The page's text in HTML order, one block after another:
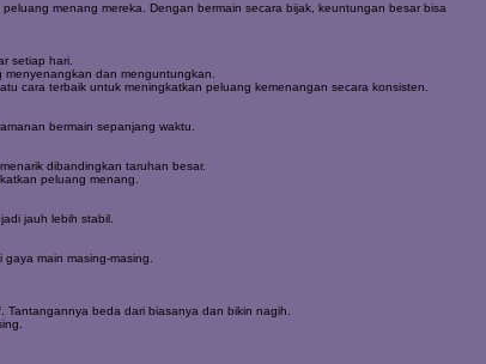
menang mereka. Dengan bermain secara bijak, keuntungan besar bisa
setiap hari.
dan menguntungkan.
cara terbaik untuk meningkatkan peluang kemenangan secara konsisten.
bermain sepanjang waktu.
dibandingkan taruhan besar.
peluang menang.
jauh lebih stabil.
main masing-masing.
Tantangannya beda dari biasanya dan bikin nagih.